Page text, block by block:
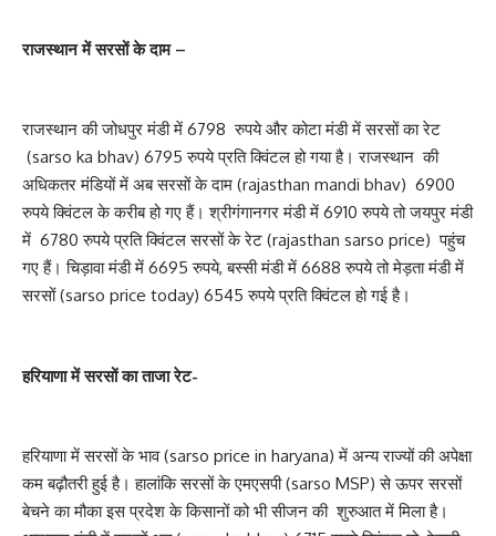
राजस्थान में सरसों के दाम –
राजस्थान की जोधपुर मंडी में 6798 रुपये और कोटा मंडी में सरसों का रेट
(sarso ka bhav) 6795 रुपये प्रति क्विंटल हो गया है। राजस्थान की
अधिकतर मंडियों में अब सरसों के दाम (rajasthan mandi bhav) 6900
रुपये क्विंटल के करीब हो गए हैं। श्रीगंगानगर मंडी में 6910 रुपये तो जयपुर मंडी
में 6780 रुपये प्रति क्विंटल सरसों के रेट (rajasthan sarso price) पहुंच
गए हैं। चिड़ावा मंडी में 6695 रुपये, बस्सी मंडी में 6688 रुपये तो मेड़ता मंडी में
सरसों (sarso price today) 6545 रुपये प्रति क्विंटल हो गई है।
हरियाणा में सरसों का ताजा रेट-
हरियाणा में सरसों के भाव (sarso price in haryana) में अन्य राज्यों की अपेक्षा
कम बढ़ौतरी हुई है। हालांकि सरसों के एमएसपी (sarso MSP) से ऊपर सरसों
बेचने का मौका इस प्रदेश के किसानों को भी सीजन की शुरुआत में मिला है।